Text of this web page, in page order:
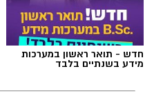
חדש - תואר ראשון במערכות
מידע בשנתיים בלבד